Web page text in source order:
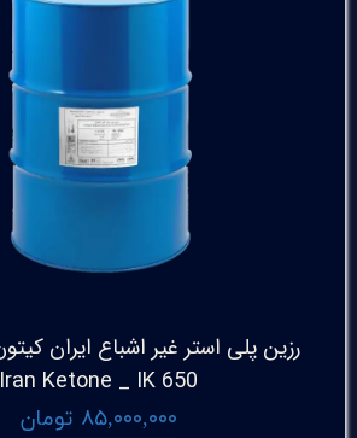
Iran Ketone _ IK 650
۸۵,۰۰۰,۰۰۰ تومان